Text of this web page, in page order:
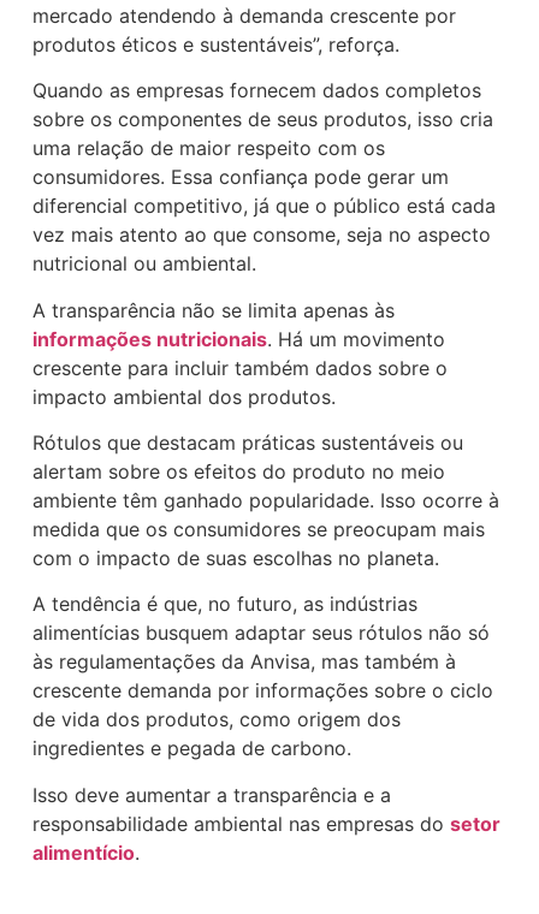
mercado atendendo à demanda crescente por
produtos éticos e sustentáveis”, reforça.
Quando as empresas fornecem dados completos
sobre os componentes de seus produtos, isso cria
uma relação de maior respeito com os
consumidores. Essa confiança pode gerar um
diferencial competitivo, já que o público está cada
vez mais atento ao que consome, seja no aspecto
nutricional ou ambiental.
A transparência não se limita apenas às
informações nutricionais. Há um movimento
crescente para incluir também dados sobre o
impacto ambiental dos produtos.
Rótulos que destacam práticas sustentáveis ou
alertam sobre os efeitos do produto no meio
ambiente têm ganhado popularidade. Isso ocorre à
medida que os consumidores se preocupam mais
com o impacto de suas escolhas no planeta.
A tendência é que, no futuro, as indústrias
alimentícias busquem adaptar seus rótulos não só
às regulamentações da Anvisa, mas também à
crescente demanda por informações sobre o ciclo
de vida dos produtos, como origem dos
ingredientes e pegada de carbono.
Isso deve aumentar a transparência e a
responsabilidade ambiental nas empresas dosetor
alimentício.